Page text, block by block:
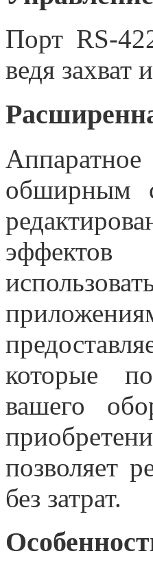
Порт RS-
ведя захват
обширным
эффектов
которые
вашего
позволяет
без затрат.